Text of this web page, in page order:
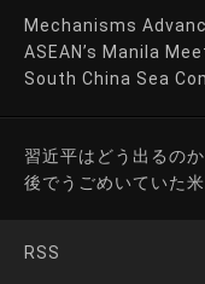
Mechanisms
ASEAN’s Manila
South China Sea
習近平はどう出るの
後でうごめいていた
RSS